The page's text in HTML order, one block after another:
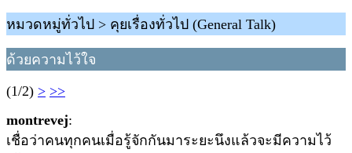
หมวดหมู่ทั่วไป > คุยเรื่องทั่วไป (General Talk)
ด้วยความไว้ใจ
(1/2) > >>
montrevej:
เชื่อว่าคนทุกคนเมื่อรู้จักกันมาระยะนึงแล้วจะมีความไว้